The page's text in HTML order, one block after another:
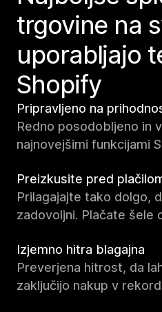
trgovine na
uporabljajo
Shopify
Pripravljeno na
Redno posodobljeno in
najnovejšimi funkcijami
Preizkusite pred
Prilagajajte tako dolgo,
zadovoljni. Plačate šele
Izjemno hitra blagajna
Preverjena hitrost, da
zaključijo nakup v